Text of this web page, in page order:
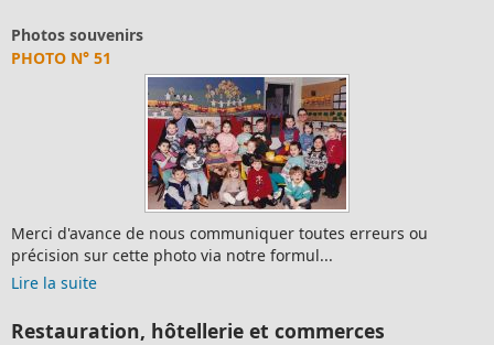
Photos souvenirs
PHOTO N° 51
Merci d'avance de nous communiquer toutes erreurs ou
précision sur cette photo via notre formul...
Lire la suite
Restauration, hôtellerie et commerces